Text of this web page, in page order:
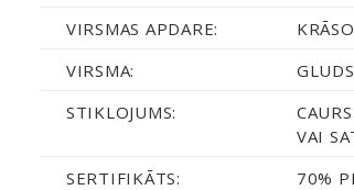
VIRSMAS APDARE:
VIRSMA:
STIKLOJUMS:
VAI
SERTIFIKĀTS:
70%